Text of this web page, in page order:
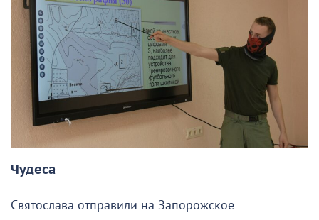
Чудеса
Святослава отправили на Запорожское